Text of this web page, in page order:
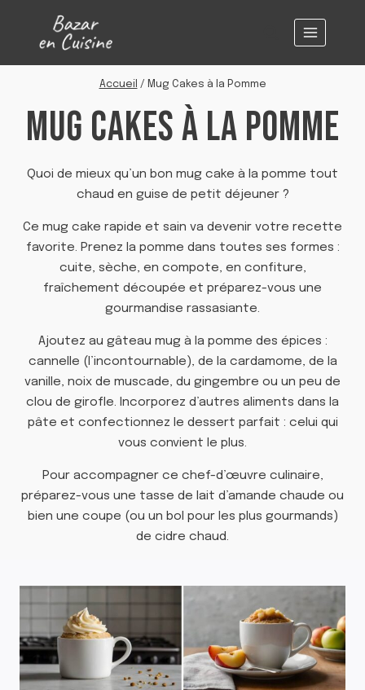
contenu
Accueil / Mug Cakes à la Pomme
MUG CAKES À LA POMME
Quoi de mieux qu’un bon mug cake à la pomme tout
chaud en guise de petit déjeuner ?
Ce mug cake rapide et sain va devenir votre recette
favorite. Prenez la pomme dans toutes ses formes :
cuite, sèche, en compote, en confiture,
fraîchement découpée et préparez-vous une
gourmandise rassasiante.
Ajoutez au gâteau mug à la pomme des épices :
cannelle (l’incontournable), de la cardamome, de la
vanille, noix de muscade, du gingembre ou un peu de
clou de girofle. Incorporez d’autres aliments dans la
pâte et confectionnez le dessert parfait : celui qui
vous convient le plus.
Pour accompagner ce chef-d’œuvre culinaire,
préparez-vous une tasse de lait d’amande chaude ou
bien une coupe (ou un bol pour les plus gourmands)
de cidre chaud.